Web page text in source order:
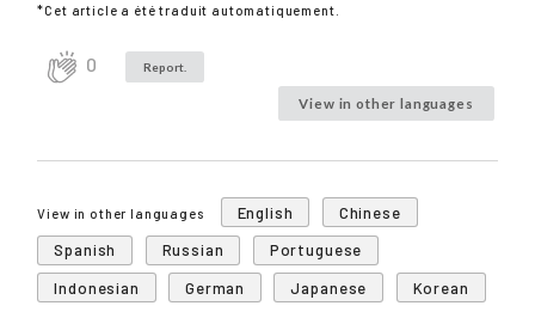
*Cet article a été traduit automatiquement.
0 Report.
View in other languages
View in other languages English
Chinese
Spanish
Russian
Portuguese
Indonesian
German Japanese Korean